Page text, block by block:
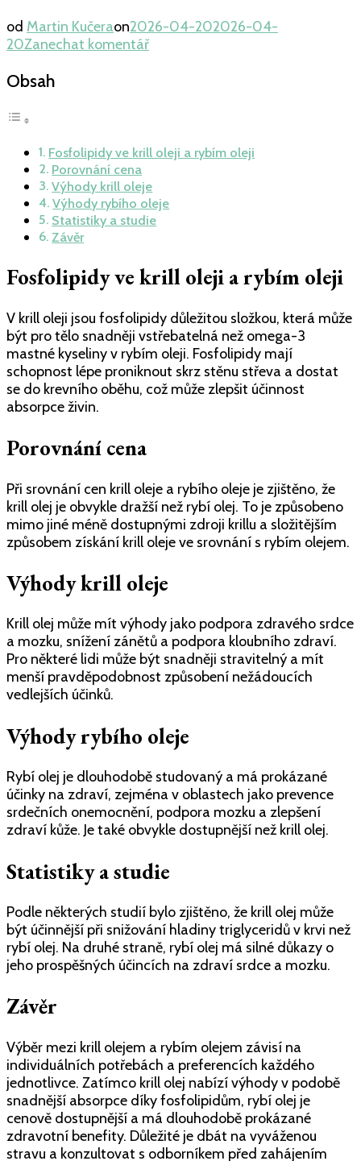
od Martin Kučeraon2026-04-202026-04-
20Zanechat komentářna
fosfolipidy
cena
Obsah
Fosfolipidy ve krill oleji a rybím oleji
Porovnání cena
Výhody krill oleje
Výhody rybího oleje
Statistiky a studie
Závěr
Fosfolipidy ve krill oleji a rybím oleji
V krill oleji jsou fosfolipidy důležitou složkou, která může
být pro tělo snadněji vstřebatelná než omega-3
mastné kyseliny v rybím oleji. Fosfolipidy mají
schopnost lépe proniknout skrz stěnu střeva a dostat
se do krevního oběhu, což může zlepšit účinnost
absorpce živin.
Porovnání cena
Při srovnání cen krill oleje a rybího oleje je zjištěno, že
krill olej je obvykle dražší než rybí olej. To je způsobeno
mimo jiné méně dostupnými zdroji krillu a složitějším
způsobem získání krill oleje ve srovnání s rybím olejem.
Výhody krill oleje
Krill olej může mít výhody jako podpora zdravého srdce
a mozku, snížení zánětů a podpora kloubního zdraví.
Pro některé lidi může být snadněji stravitelný a mít
menší pravděpodobnost způsobení nežádoucích
vedlejších účinků.
Výhody rybího oleje
Rybí olej je dlouhodobě studovaný a má prokázané
účinky na zdraví, zejména v oblastech jako prevence
srdečních onemocnění, podpora mozku a zlepšení
zdraví kůže. Je také obvykle dostupnější než krill olej.
Statistiky a studie
Podle některých studií bylo zjištěno, že krill olej může
být účinnější při snižování hladiny triglyceridů v krvi než
rybí olej. Na druhé straně, rybí olej má silné důkazy o
jeho prospěšných účincích na zdraví srdce a mozku.
Závěr
Výběr mezi krill olejem a rybím olejem závisí na
individuálních potřebách a preferencích každého
jednotlivce. Zatímco krill olej nabízí výhody v podobě
snadnější absorpce díky fosfolipidům, rybí olej je
cenově dostupnější a má dlouhodobě prokázané
zdravotní benefity. Důležité je dbát na vyváženou
stravu a konzultovat s odborníkem před zahájením